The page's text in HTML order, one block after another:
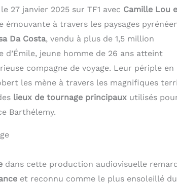
27 janvier 2025 sur TF1 avec Camille Lou
à travers les paysages
Da Costa, vendu à plus de 1,5 million
d’Émile, jeune homme de 26 ans atteint
compagne de voyage. Leur périple en
les mène à travers les magnifiques
lieux de tournage principauxutilisés
Barthélemy.
dans cette production audiovisuelle
et reconnu comme le plus ensoleillé du